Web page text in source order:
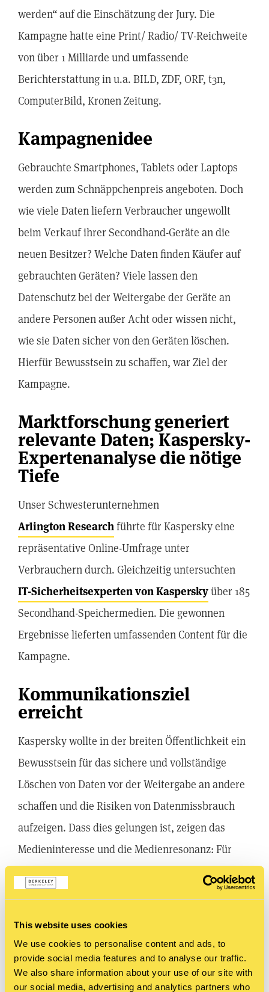
This website uses cookies
We use cookies to personalise content and ads, to
provide social media features and to analyse our traffic.
We also share information about your use of our site with
our social media, advertising and analytics partners who
werden“ auf die Einschätzung der Jury. Die
Kampagne hatte eine Print/ Radio/ TV-Reichweite
von über 1 Milliarde und umfassende
Berichterstattung in u.a. BILD, ZDF, ORF, t3n,
ComputerBild, Kronen Zeitung.
Kampagnenidee
Gebrauchte Smartphones, Tablets oder Laptops
werden zum Schnäppchenpreis angeboten. Doch
wie viele Daten liefern Verbraucher ungewollt
beim Verkauf ihrer Secondhand-Geräte an die
neuen Besitzer? Welche Daten finden Käufer auf
gebrauchten Geräten? Viele lassen den
Datenschutz bei der Weitergabe der Geräte an
andere Personen außer Acht oder wissen nicht,
wie sie Daten sicher von den Geräten löschen.
Hierfür Bewusstsein zu schaffen, war Ziel der
Kampagne.
Marktforschung generiert
relevante Daten; Kaspersky-
Expertenanalyse die nötige
Tiefe
Unser Schwesterunternehmen
Arlington Researchführte für Kaspersky eine
repräsentative Online-Umfrage unter
Verbrauchern durch. Gleichzeitig untersuchten
IT-Sicherheitsexperten von Kasperskyüber 185
Secondhand-Speichermedien. Die gewonnen
Ergebnisse lieferten umfassenden Content für die
Kampagne.
Kommunikationsziel
erreicht
Kaspersky wollte in der breiten Öffentlichkeit ein
Bewusstsein für das sichere und vollständige
Löschen von Daten vor der Weitergabe an andere
schaffen und die Risiken von Datenmissbrauch
aufzeigen. Dass dies gelungen ist, zeigen das
Medieninteresse und die Medienresonanz: Für
Veröffentlichungen in Print, TV und Radio mit
mit Content.